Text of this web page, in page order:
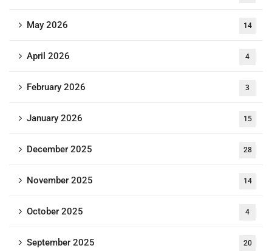
May 2026 14
April 2026 4
February 2026 3
January 2026 15
December 2025 28
November 2025 14
October 2025 4
September 2025 20